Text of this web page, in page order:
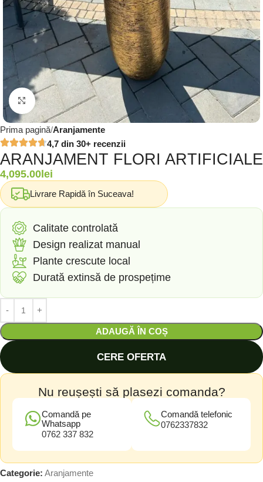
Click to enlarge
Prima pagină Aranjamente
4,7 din 30+ recenzii
ARANJAMENT FLORI ARTIFICIALE
4,095.00lei
Livrare Rapidă în Suceava!
Calitate controlată
Design realizat manual
Plante crescute local
Durată extinsă de prospețime
ADAUGĂ ÎN COȘ
CERE OFERTA
Nu reușești să plasezi comanda?
Comandă pe
Whatsapp
0762 337 832
Comandă telefonic
0762337832
Categorie: Aranjamente